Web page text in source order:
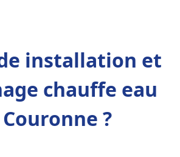
installation et
chauffe eau
?